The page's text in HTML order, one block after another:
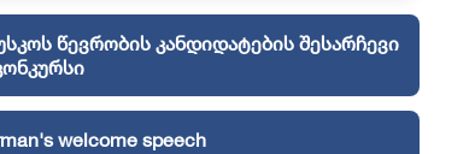
წევრობის კანდიდატების შესარჩევი
welcome speech